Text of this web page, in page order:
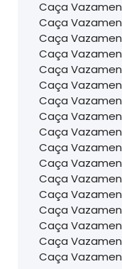
Caça
Caça
Caça
Caça
Caça
Caça
Caça
Caça
Caça
Caça
Caça
Caça
Caça
Caça
Caça
Caça
Caça